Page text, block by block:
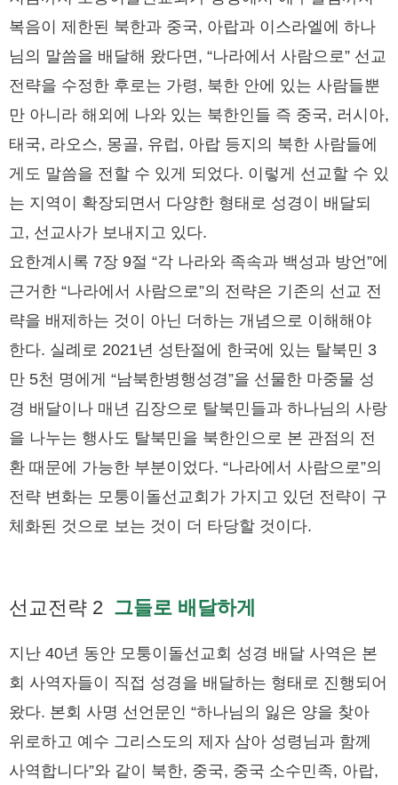
복음이 제한된 북한과 중국, 아랍과 이스라엘에 하나
님의 말씀을 배달해 왔다면, “나라에서 사람으로” 선교
전략을 수정한 후로는 가령, 북한 안에 있는 사람들뿐
만 아니라 해외에 나와 있는 북한인들 즉 중국, 러시아,
태국, 라오스, 몽골, 유럽, 아랍 등지의 북한 사람들에
게도 말씀을 전할 수 있게 되었다. 이렇게 선교할 수 있
는 지역이 확장되면서 다양한 형태로 성경이 배달되
고, 선교사가 보내지고 있다.
요한계시록 7장 9절 “각 나라와 족속과 백성과 방언”에
근거한 “나라에서 사람으로”의 전략은 기존의 선교 전
략을 배제하는 것이 아닌 더하는 개념으로 이해해야
한다. 실례로 2021년 성탄절에 한국에 있는 탈북민 3
만 5천 명에게 “남북한병행성경”을 선물한 마중물 성
경 배달이나 매년 김장으로 탈북민들과 하나님의 사랑
을 나누는 행사도 탈북민을 북한인으로 본 관점의 전
환 때문에 가능한 부분이었다. “나라에서 사람으로”의
전략 변화는 모퉁이돌선교회가 가지고 있던 전략이 구
체화된 것으로 보는 것이 더 타당할 것이다.
선교전략 2 그들로 배달하게
지난 40년 동안 모퉁이돌선교회 성경 배달 사역은 본
회 사역자들이 직접 성경을 배달하는 형태로 진행되어
왔다. 본회 사명 선언문인 “하나님의 잃은 양을 찾아
위로하고 예수 그리스도의 제자 삼아 성령님과 함께
사역합니다”와 같이 북한, 중국, 중국 소수민족, 아랍,